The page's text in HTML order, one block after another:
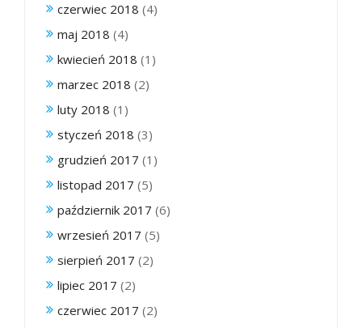
czerwiec 2018 (4)
maj 2018 (4)
kwiecień 2018 (1)
marzec 2018 (2)
luty 2018 (1)
styczeń 2018 (3)
grudzień 2017 (1)
listopad 2017 (5)
październik 2017 (6)
wrzesień 2017 (5)
sierpień 2017 (2)
lipiec 2017 (2)
czerwiec 2017 (2)